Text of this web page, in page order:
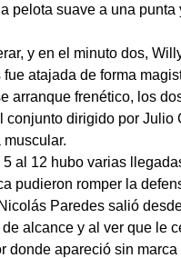
pelota suave a una
y en el minuto dos,
atajada de forma
arranque frenético, los
conjunto dirigido por Julio
al 12 hubo varias
pudieron romper la
Paredes salió
alcance y al ver que le
donde apareció sin